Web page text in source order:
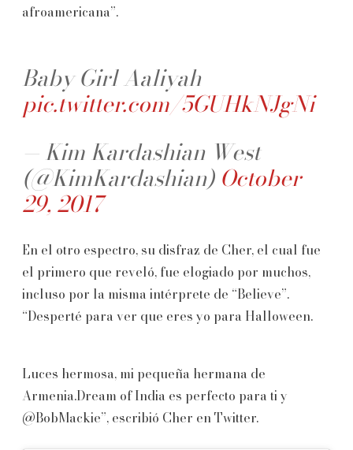
afroamericana”.
Baby Girl Aaliyah
pic.twitter.com/5GUHkNJgNi
— Kim Kardashian West
(@KimKardashian) October
29, 2017
En el otro espectro, su disfraz de Cher, el cual fue
el primero que reveló, fue elogiado por muchos,
incluso por la misma intérprete de “Believe”.
“Desperté para ver que eres yo para Halloween.
Luces hermosa, mi pequeña hermana de
Armenia.Dream of India es perfecto para ti y
@BobMackie”, escribió Cher en Twitter.